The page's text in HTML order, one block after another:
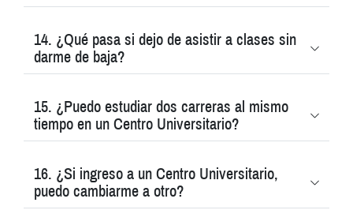
14. ¿Qué pasa si dejo de asistir a clases sin
darme de baja?
15. ¿Puedo estudiar dos carreras al mismo
tiempo en un Centro Universitario?
16. ¿Si ingreso a un Centro Universitario,
puedo cambiarme a otro?